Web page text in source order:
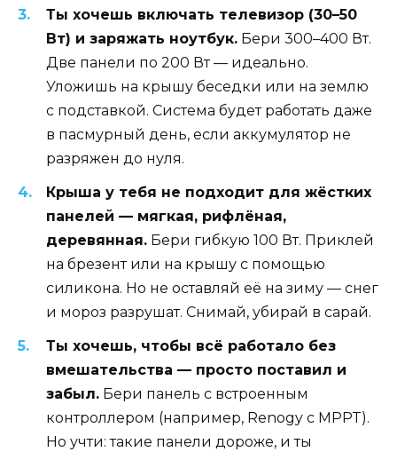
Ты хочешь включать телевизор (30–50
Вт) и заряжать ноутбук. Бери 300–400 Вт.
Две панели по 200 Вт — идеально.
Уложишь на крышу беседки или на землю
с подставкой. Система будет работать даже
в пасмурный день, если аккумулятор не
разряжен до нуля.
Крыша у тебя не подходит для жёстких
панелей — мягкая, рифлёная,
деревянная. Бери гибкую 100 Вт. Приклей
на брезент или на крышу с помощью
силикона. Но не оставляй её на зиму — снег
и мороз разрушат. Снимай, убирай в сарай.
Ты хочешь, чтобы всё работало без
вмешательства — просто поставил и
забыл. Бери панель с встроенным
контроллером (например, Renogy с MPPT).
Но учти: такие панели дороже, и ты